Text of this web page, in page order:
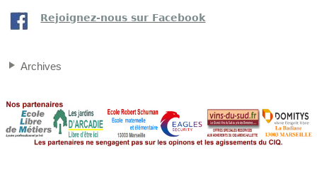
Rejoignez-nous sur Facebook
Archives